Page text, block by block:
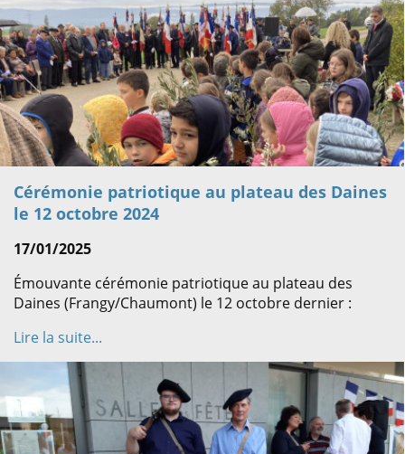
Cérémonie patriotique au plateau des Daines
le 12 octobre 2024
17/01/2025
Émouvante cérémonie patriotique au plateau des
Daines (Frangy/Chaumont) le 12 octobre dernier :
Lire la suite...